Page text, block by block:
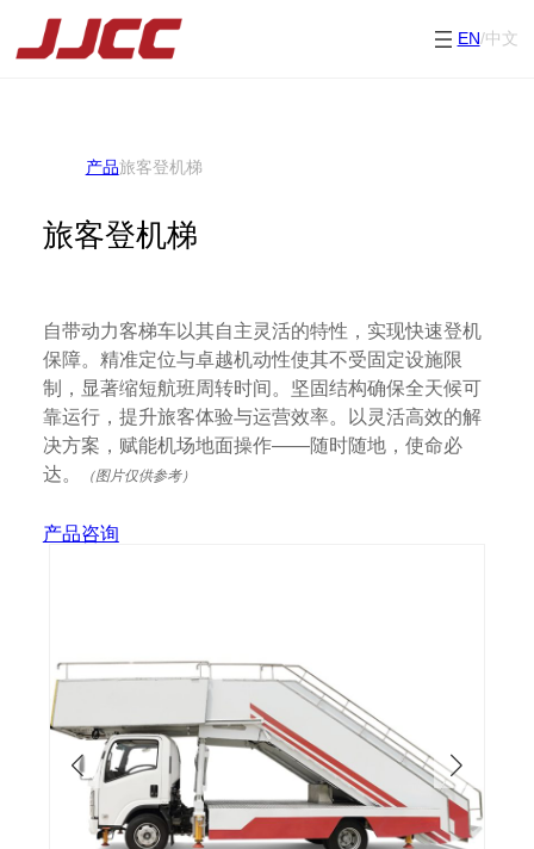
EN/中文
产品旅客登机梯
旅客登机梯
自带动力客梯车以其自主灵活的特性，实现快速登机
保障。精准定位与卓越机动性使其不受固定设施限
制，显著缩短航班周转时间。坚固结构确保全天候可
靠运行，提升旅客体验与运营效率。以灵活高效的解
决方案，赋能机场地面操作——随时随地，使命必
达。
（图片仅供参考）
产品咨询